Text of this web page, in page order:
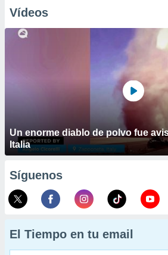
Vídeos
Un enorme diablo de polvo fue
Italia
Síguenos
El Tiempo en tu email